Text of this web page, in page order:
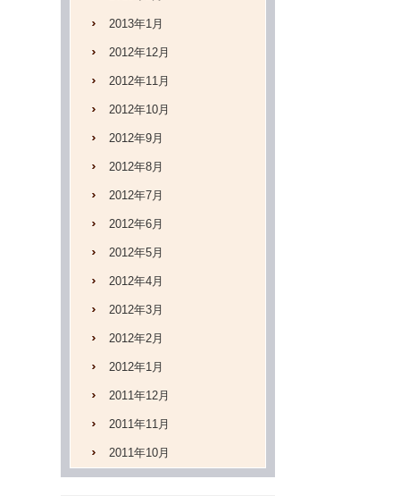
2013年1月
2012年12月
2012年11月
2012年10月
2012年9月
2012年8月
2012年7月
2012年6月
2012年5月
2012年4月
2012年3月
2012年2月
2012年1月
2011年12月
2011年11月
2011年10月